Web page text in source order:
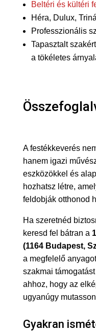
Beltéri és kültéri
Héra, Dulux,
Professzionális
Tapasztalt
a tökéletes
A festékkeverés
hanem igazi
eszközökkel és
hozhatsz létre,
feldobják otthonod
Ha szeretnéd
keresd fel bátran a
(1164 Budapest,
a megfelelő
szakmai
ahhoz, hogy az
ugyanúgy
Gyakran